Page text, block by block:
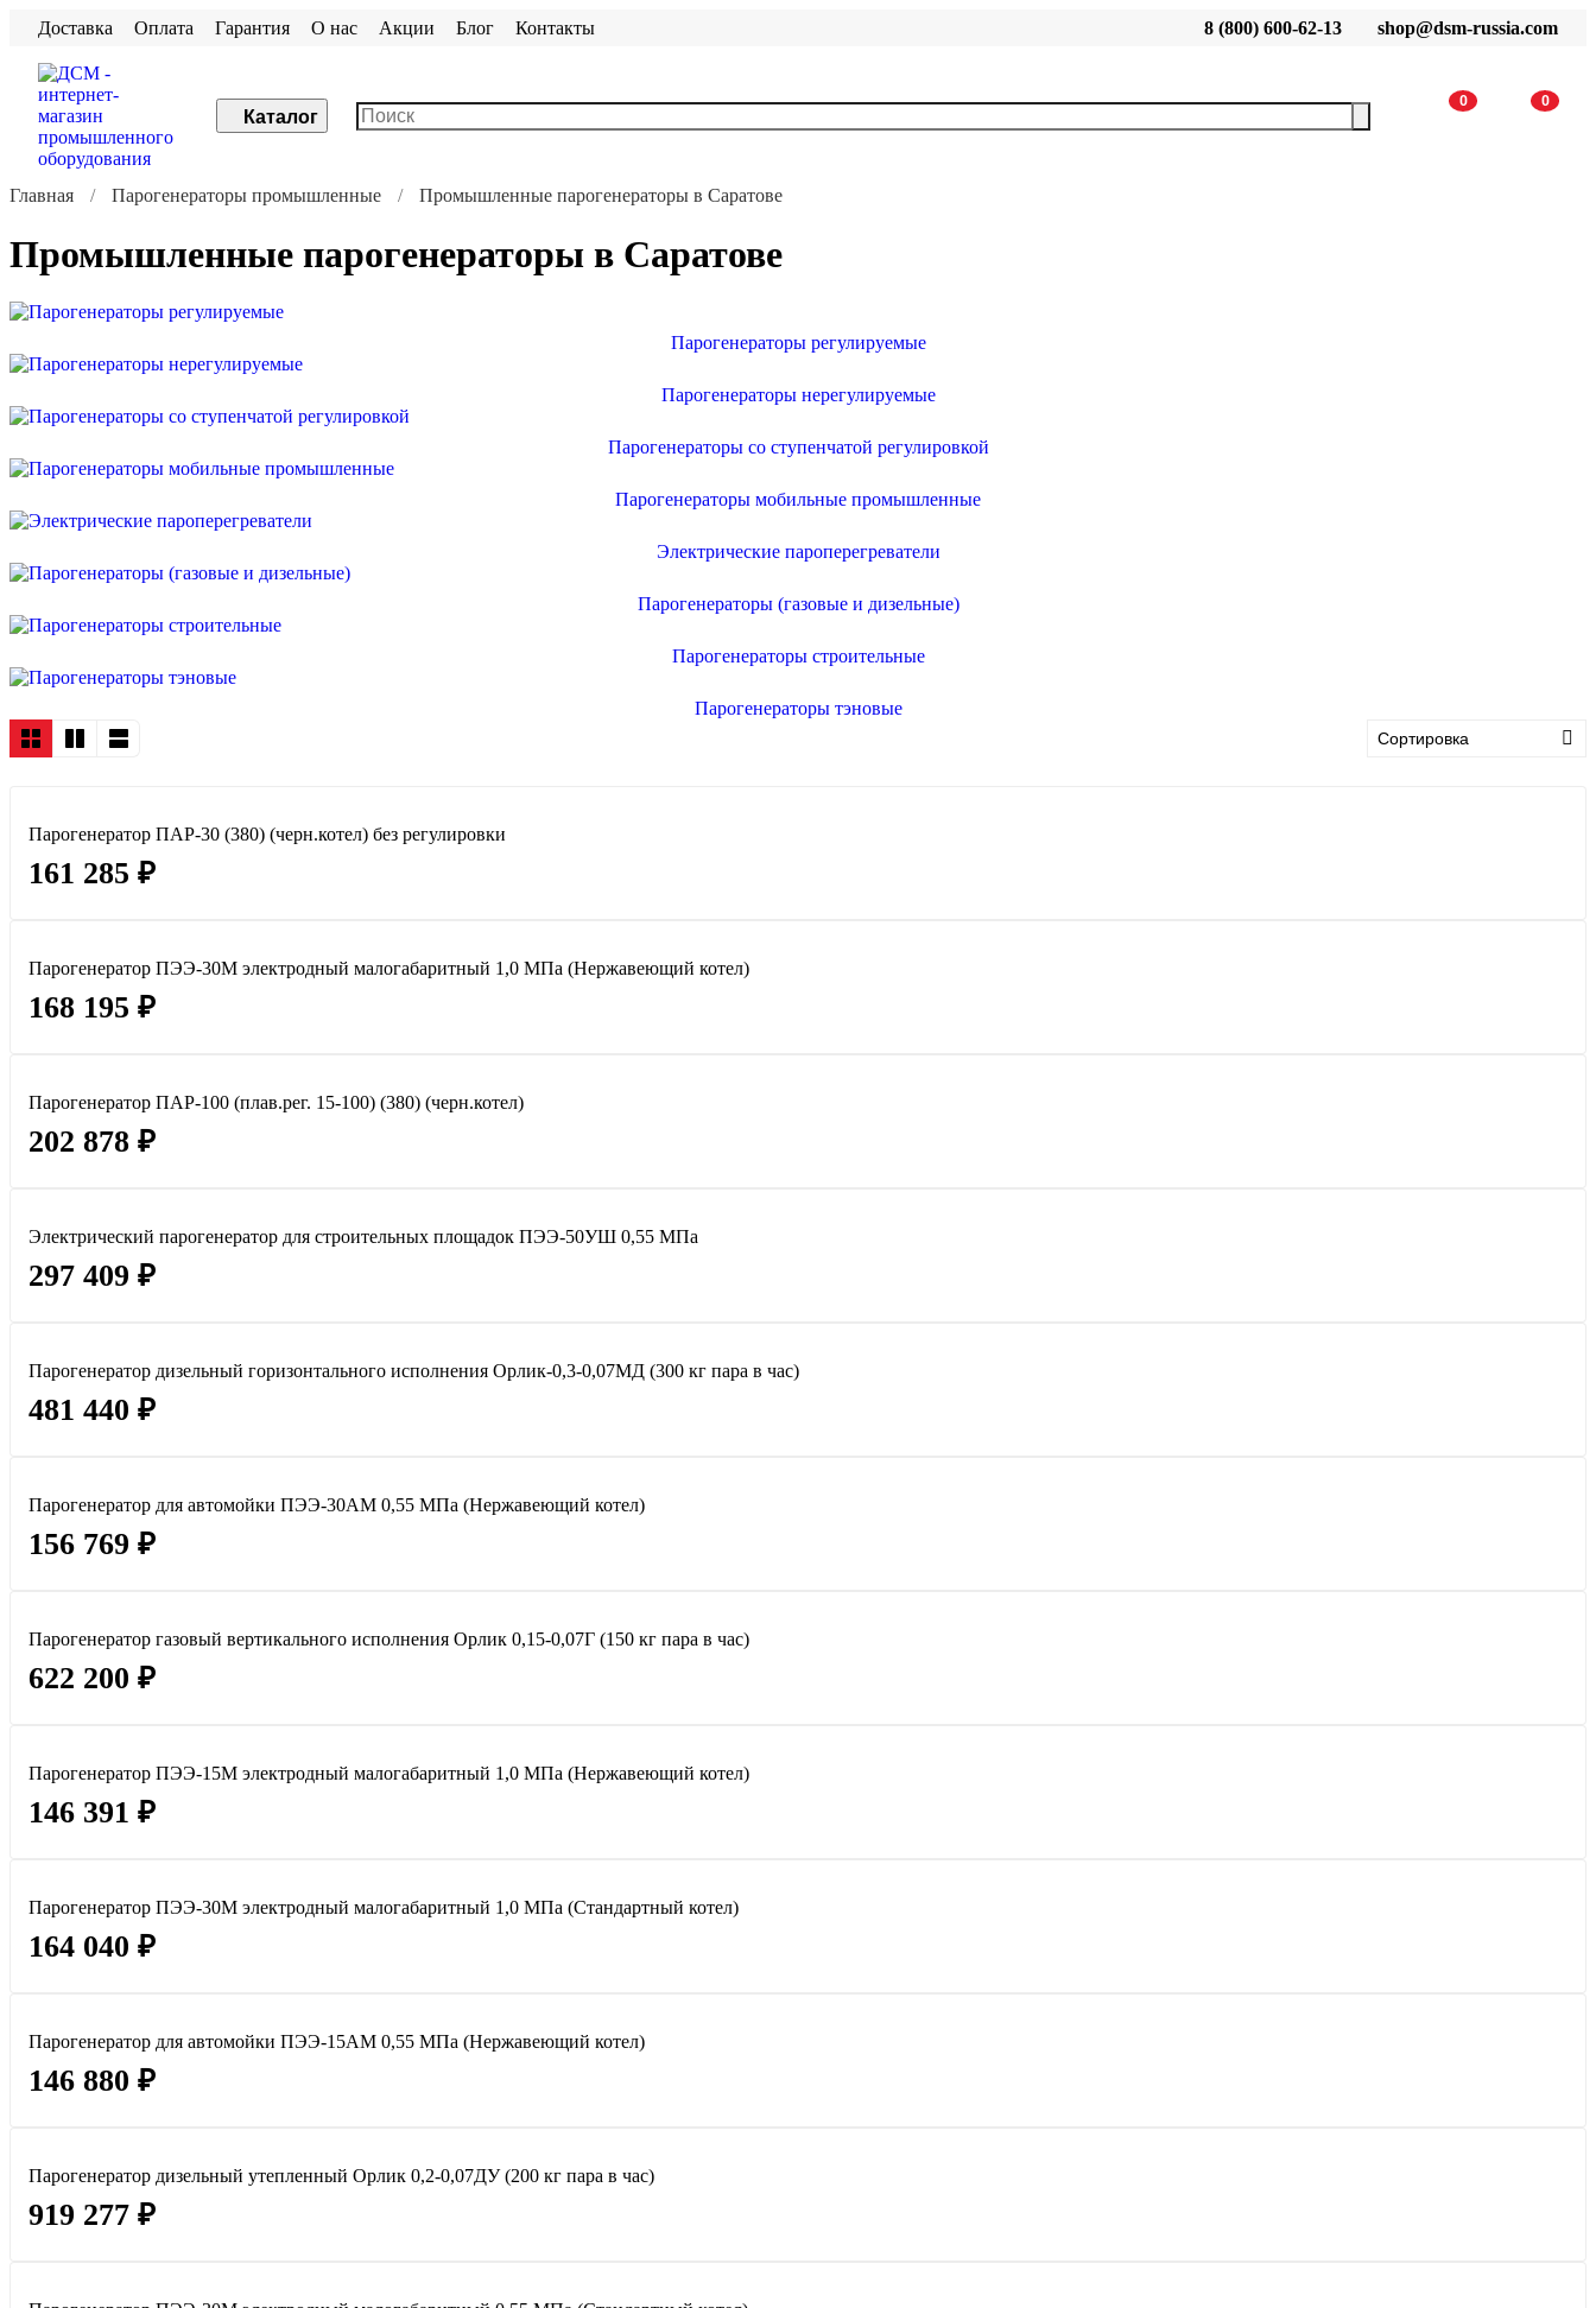
Доставка Оплата Гарантия О нас Акции Блог Контакты 8 (800) 600-62-13 shop@dsm-russia.com
Каталог
0 0
Главная Парогенераторы промышленные Промышленные парогенераторы в Саратове
Промышленные парогенераторы в Саратове
Парогенераторы регулируемые
Парогенераторы нерегулируемые
Парогенераторы со ступенчатой регулировкой
Парогенераторы мобильные промышленные
Электрические пароперегреватели
Парогенераторы (газовые и дизельные)
Парогенераторы строительные
Парогенераторы тэновые
Парогенератор ПАР-30 (380) (черн.котел) без регулировки
161 285 ₽
Парогенератор ПЭЭ-30М электродный малогабаритный 1,0 МПа (Нержавеющий котел)
168 195 ₽
Парогенератор ПАР-100 (плав.рег. 15-100) (380) (черн.котел)
202 878 ₽
Электрический парогенератор для строительных площадок ПЭЭ-50УШ 0,55 МПа
297 409 ₽
Парогенератор дизельный горизонтального исполнения Орлик-0,3-0,07МД (300 кг пара в час)
481 440 ₽
Парогенератор для автомойки ПЭЭ-30АМ 0,55 МПа (Нержавеющий котел)
156 769 ₽
Парогенератор газовый вертикального исполнения Орлик 0,15-0,07Г (150 кг пара в час)
622 200 ₽
Парогенератор ПЭЭ-15М электродный малогабаритный 1,0 МПа (Нержавеющий котел)
146 391 ₽
Парогенератор ПЭЭ-30М электродный малогабаритный 1,0 МПа (Стандартный котел)
164 040 ₽
Парогенератор для автомойки ПЭЭ-15АМ 0,55 МПа (Нержавеющий котел)
146 880 ₽
Парогенератор дизельный утепленный Орлик 0,2-0,07ДУ (200 кг пара в час)
919 277 ₽